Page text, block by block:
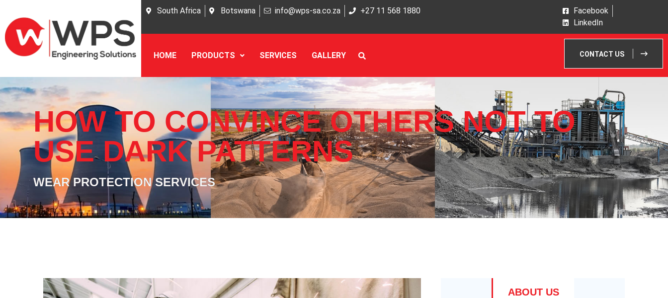
South Africa Botswana info@wps-sa.co.za +27 11 568 1880
Facebook
LinkedIn
HOME PRODUCTS SERVICES GALLERY CONTACT US
HOW TO CONVINCE OTHERS NOT TO
USE DARK PATTERNS
WEAR PROTECTION SERVICES
ABOUT US